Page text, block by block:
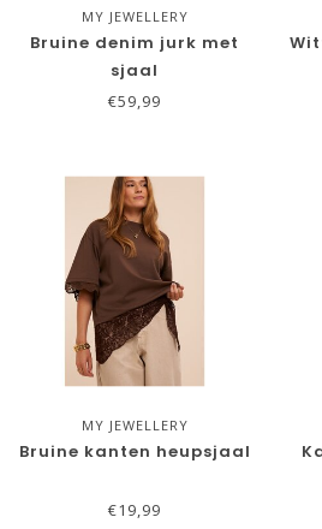
MY JEWELLERY
Bruine denim jurk met
sjaal
€59,99
MY JEWELLERY
Bruine kanten heupsjaal
€19,99